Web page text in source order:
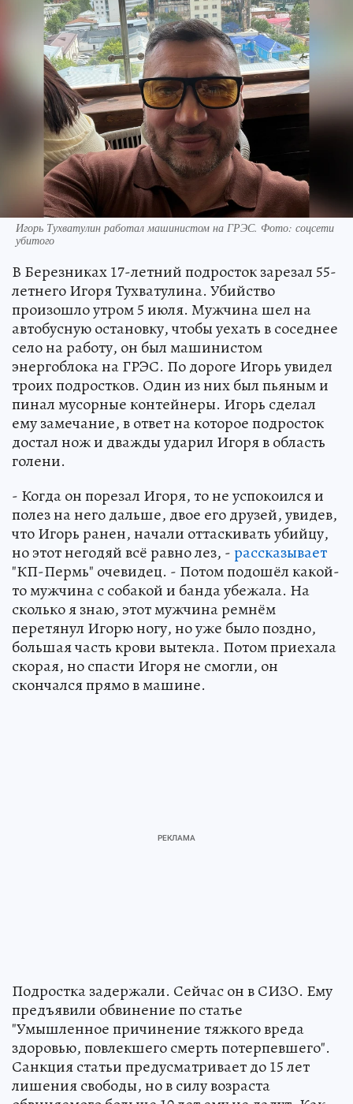
Игорь Тухватулин работал машинистом на ГРЭС. Фото: соцсети
убитого
В Березниках 17-летний подросток зарезал 55-
летнего Игоря Тухватулина. Убийство
произошло утром 5 июля. Мужчина шел на
автобусную остановку, чтобы уехать в соседнее
село на работу, он был машинистом
энергоблока на ГРЭС. По дороге Игорь увидел
троих подростков. Один из них был пьяным и
пинал мусорные контейнеры. Игорь сделал
ему замечание, в ответ на которое подросток
достал нож и дважды ударил Игоря в область
голени.
- Когда он порезал Игоря, то не успокоился и
полез на него дальше, двое его друзей, увидев,
что Игорь ранен, начали оттаскивать убийцу,
но этот негодяй всё равно лез, -рассказывает
"КП-Пермь" очевидец. - Потом подошёл какой-
то мужчина с собакой и банда убежала. На
сколько я знаю, этот мужчина ремнём
перетянул Игорю ногу, но уже было поздно,
большая часть крови вытекла. Потом приехала
скорая, но спасти Игоря не смогли, он
скончался прямо в машине.
Подростка задержали. Сейчас он в СИЗО. Ему
предъявили обвинение по статье
"Умышленное причинение тяжкого вреда
здоровью, повлекшего смерть потерпевшего".
Санкция статьи предусматривает до 15 лет
лишения свободы, но в силу возраста